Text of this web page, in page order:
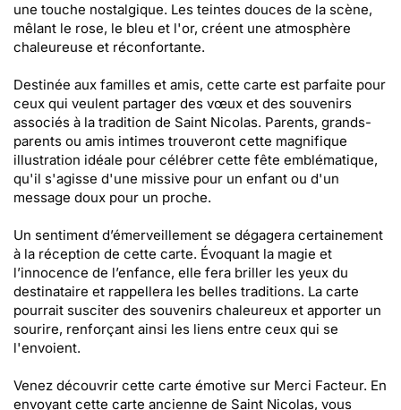
une touche nostalgique. Les teintes douces de la scène,
mêlant le rose, le bleu et l'or, créent une atmosphère
chaleureuse et réconfortante.
Destinée aux familles et amis, cette carte est parfaite pour
ceux qui veulent partager des vœux et des souvenirs
associés à la tradition de Saint Nicolas. Parents, grands-
parents ou amis intimes trouveront cette magnifique
illustration idéale pour célébrer cette fête emblématique,
qu'il s'agisse d'une missive pour un enfant ou d'un
message doux pour un proche.
Un sentiment d’émerveillement se dégagera certainement
à la réception de cette carte. Évoquant la magie et
l’innocence de l’enfance, elle fera briller les yeux du
destinataire et rappellera les belles traditions. La carte
pourrait susciter des souvenirs chaleureux et apporter un
sourire, renforçant ainsi les liens entre ceux qui se
l'envoient.
Venez découvrir cette carte émotive sur Merci Facteur. En
envoyant cette carte ancienne de Saint Nicolas, vous